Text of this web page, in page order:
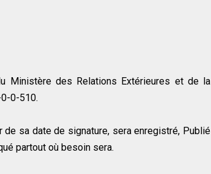
Ministère des Relations Extérieures et de la
0-510.
sa date de signature, sera enregistré, Publié
partout où besoin sera.